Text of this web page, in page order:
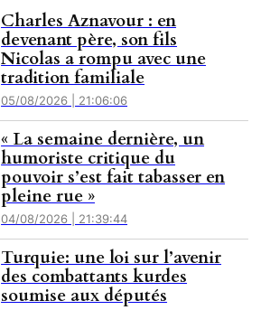
Charles Aznavour : en
devenant père, son fils
Nicolas a rompu avec une
tradition familiale
05/08/2026 | 21:06:06
« La semaine dernière, un
humoriste critique du
pouvoir s’est fait tabasser en
pleine rue »
04/08/2026 | 21:39:44
Turquie: une loi sur l’avenir
des combattants kurdes
soumise aux députés